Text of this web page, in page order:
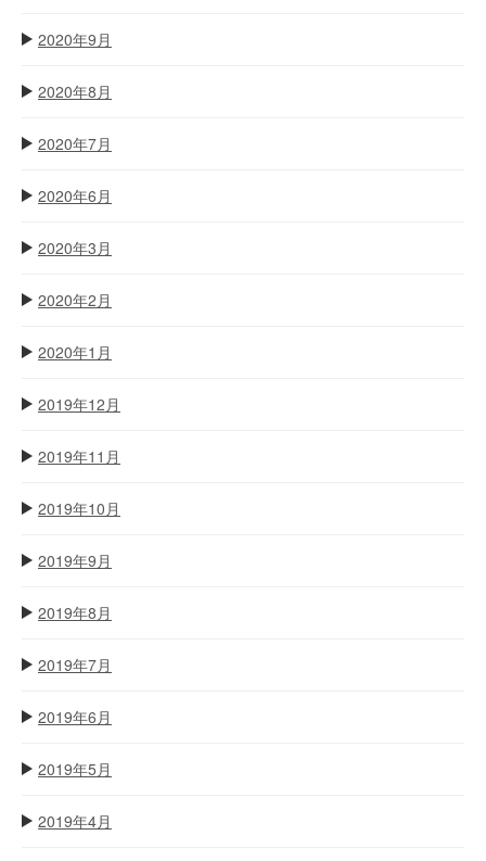
2020年9月
2020年8月
2020年7月
2020年6月
2020年3月
2020年2月
2020年1月
2019年12月
2019年11月
2019年10月
2019年9月
2019年8月
2019年7月
2019年6月
2019年5月
2019年4月